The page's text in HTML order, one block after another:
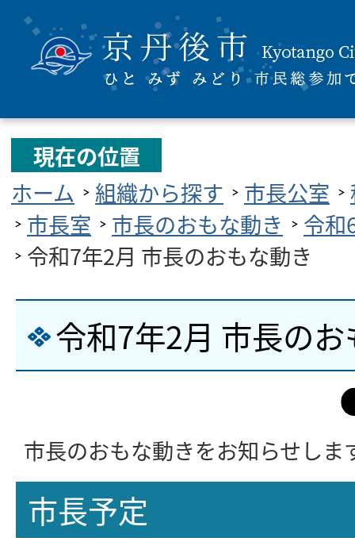
現在の位置
ホーム
組織から探す 市長公室
市長室
市長のおもな動き
令和
令和7年2月 市長のおもな動き
令和7年2月 市長の
市長のおもな動きをお知らせしま
市長予定